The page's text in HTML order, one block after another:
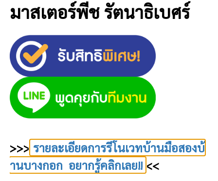
มาสเตอร์พีช รัตนาธิเบศร์
>>> รายละเอียดการรีโนเวทบ้านมือสองบ้
านบางกอก อยากรู้คลิกเลย!! <<